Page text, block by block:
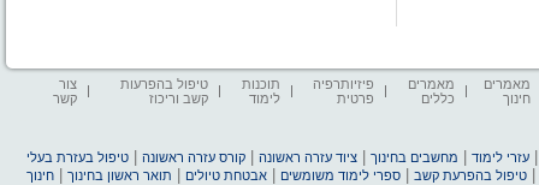
מאמרים
חינוך
מאמרים
כללים
פיזיותרפיה
פרטית
תוכנות
לימוד
טיפול בהפרעות
קשב וריכוז
צור
קשר
עזרי לימוד מחשבים בחינוך |ציוד עזרה ראשונה |קורס עזרה ראשונה |טיפול בעזרת בעלי
|טיפול בהפרעת קשב |ספרי לימוד משומשים |אבטחת טיולים תואר ראשון בחינוך |חינוך